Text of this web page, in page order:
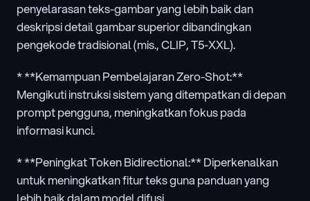
penyelarasan teks-gambar yang lebih baik dan
deskripsi detail gambar superior dibandingkan
pengekode tradisional (mis., CLIP, T5-XXL).
* **Kemampuan Pembelajaran Zero-Shot:**
Mengikuti instruksi sistem yang ditempatkan di depan
prompt pengguna, meningkatkan fokus pada
informasi kunci.
* **Peningkat Token Bidirectional:** Diperkenalkan
untuk meningkatkan fitur teks guna panduan yang